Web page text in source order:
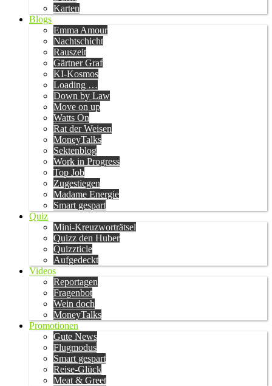
Karten
Blogs
Emma Amour
Nachtschicht
Rauszeit
Gärtner Graf
KI-Kosmos
Loading …
Down by Law
Move on up
Watts On
Rat der Weisen
MoneyTalks
Sektenblog
Work in Progress
Top Job
Zugestiegen
Madame Energie
Smart gespart
Quiz
Mini-Kreuzworträtsel
Quizz den Huber
Quizzticle
Aufgedeckt
Videos
Reportagen
Fragenbot
Wein doch
MoneyTalks
Promotionen
Gute News
Flugmodus
Smart gespart
Reise-Glück
Meat & Greet